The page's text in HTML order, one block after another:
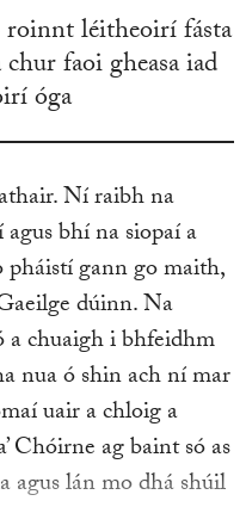
léitheoirí fásta
faoi gheasa iad
óga
Ní raibh na
bhí na siopaí a
gann go maith,
dúinn. Na
a chuaigh i bhfeidhm
nua ó shin ach ní mar
uair a chloig a
Chóirne ag baint só as
lán mo dhá shúil